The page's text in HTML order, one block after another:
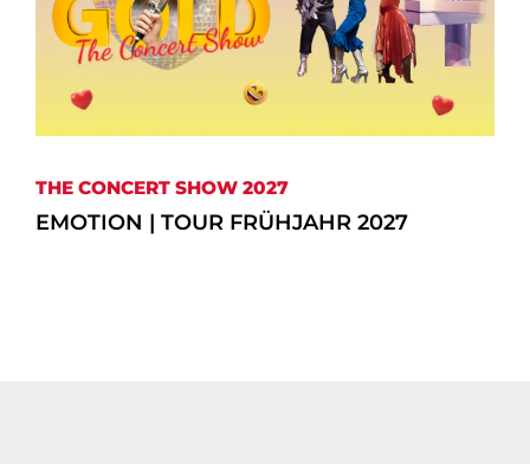
THE CONCERT SHOW 2027
EMOTION | TOUR FRÜHJAHR 2027